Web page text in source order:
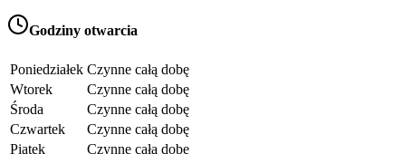
Godziny otwarcia
Poniedziałek Czynne całą dobę
Wtorek
Czynne całą dobę
Środa
Czynne całą dobę
Czwartek
Czynne całą dobę
Piątek
Czynne całą dobę